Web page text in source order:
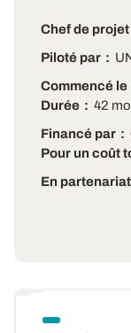
Chef de
Piloté par
Commencé le
Durée
42
Financé par
Pour un coût
En